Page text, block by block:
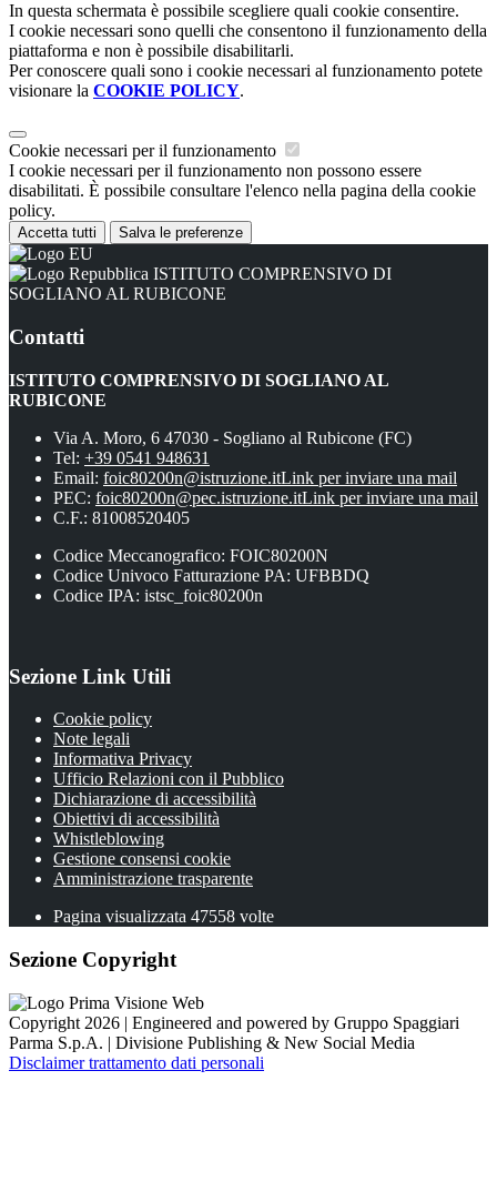
In questa schermata è possibile scegliere quali cookie consentire.
I cookie necessari sono quelli che consentono il funzionamento della
piattaforma e non è possibile disabilitarli.
Per conoscere quali sono i cookie necessari al funzionamento potete
visionare la COOKIE POLICY.
Cookie necessari per il funzionamento
I cookie necessari per il funzionamento non possono essere
disabilitati. È possibile consultare l'elenco nella pagina della cookie
policy.
Accetta tutti Salva le preferenze
ISTITUTO COMPRENSIVO DI
SOGLIANO AL RUBICONE
Contatti
ISTITUTO COMPRENSIVO DI SOGLIANO AL
RUBICONE
Via A. Moro, 6 47030 - Sogliano al Rubicone (FC)
Tel: +39 0541 948631
Email: foic80200n@istruzione.itLink per inviare una mail
PEC: foic80200n@pec.istruzione.itLink per inviare una mail
C.F.: 81008520405
Codice Meccanografico: FOIC80200N
Codice Univoco Fatturazione PA: UFBBDQ
Codice IPA: istsc_foic80200n
Sezione Link Utili
Cookie policy
Note legali
Informativa Privacy
Ufficio Relazioni con il Pubblico
Dichiarazione di accessibilità
Obiettivi di accessibilità
Whistleblowing
Gestione consensi cookie
Amministrazione trasparente
Pagina visualizzata 47558 volte
Sezione Copyright
Copyright 2026 | Engineered and powered by Gruppo Spaggiari
Parma S.p.A. | Divisione Publishing & New Social Media
Disclaimer trattamento dati personali